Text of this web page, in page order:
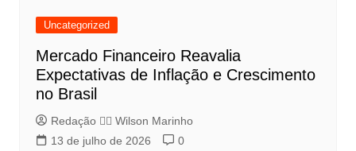
Uncategorized
Mercado Financeiro Reavalia
Expectativas de Inflação e Crescimento
no Brasil
Redação 👨‍⚖️​ Wilson Marinho
13 de julho de 2026
0